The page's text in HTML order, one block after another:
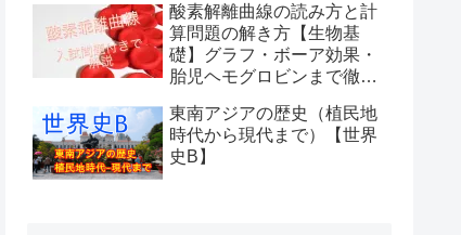
酸素解離曲線の読み方と計
算問題の解き方【生物基
礎】グラフ・ボーア効果・
胎児ヘモグロビンまで徹底
東南アジアの歴史（植民地
時代から現代まで）【世界
史B】